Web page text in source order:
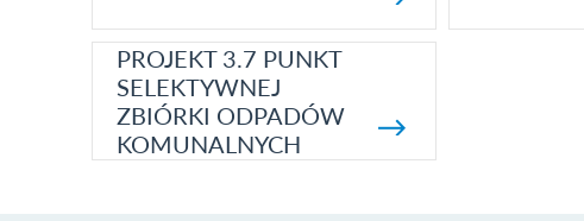
PROJEKT 3.7 PUNKT
SELEKTYWNEJ
ZBIÓRKI ODPADÓW
KOMUNALNYCH